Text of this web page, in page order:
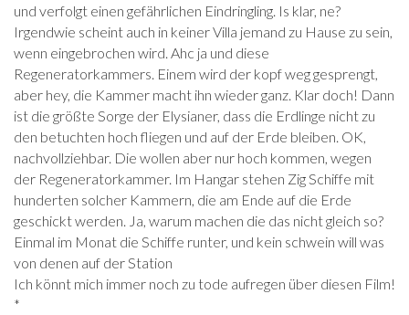
und verfolgt einen gefährlichen Eindringling. Is klar, ne?
Irgendwie scheint auch in keiner Villa jemand zu Hause zu sein,
wenn eingebrochen wird. Ahc ja und diese
Regeneratorkammers. Einem wird der kopf weg gesprengt,
aber hey, die Kammer macht ihn wieder ganz. Klar doch! Dann
ist die größte Sorge der Elysianer, dass die Erdlinge nicht zu
den betuchten hoch fliegen und auf der Erde bleiben. OK,
nachvollziehbar. Die wollen aber nur hoch kommen, wegen
der Regeneratorkammer. Im Hangar stehen Zig Schiffe mit
hunderten solcher Kammern, die am Ende auf die Erde
geschickt werden. Ja, warum machen die das nicht gleich so?
Einmal im Monat die Schiffe runter, und kein schwein will was
von denen auf der Station
Ich könnt mich immer noch zu tode aufregen über diesen Film!
*